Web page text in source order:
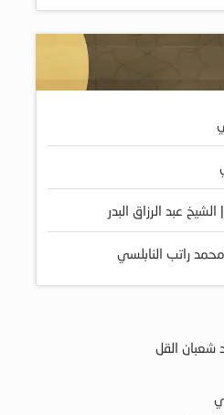
عبد الرزاق البدر
راتب النابلسي
شعبان القل